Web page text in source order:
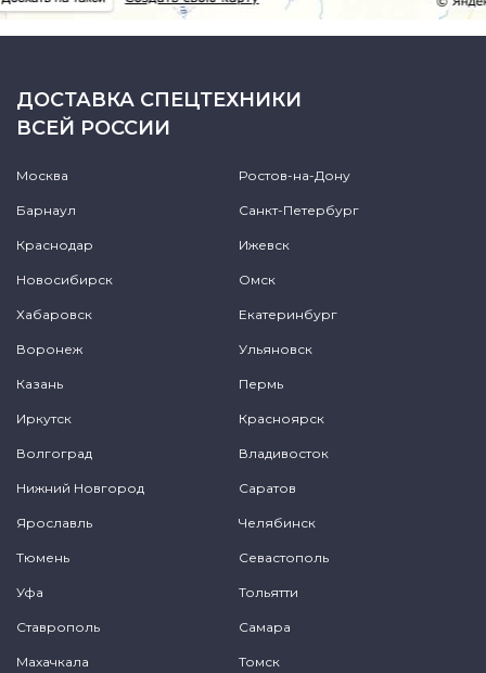
ДОСТАВКА СПЕЦТЕХНИКИ
ВСЕЙ РОССИИ
Москва Ростов-на-Дону
Барнаул Санкт-Петербург
Краснодар Ижевск
Новосибирск Омск
Хабаровск Екатеринбург
Воронеж Ульяновск
Казань Пермь
Иркутск Красноярск
Волгоград Владивосток
Нижний Новгород Саратов
Ярославль Челябинск
Тюмень Севастополь
Уфа Тольятти
Ставрополь Самара
Махачкала Томск